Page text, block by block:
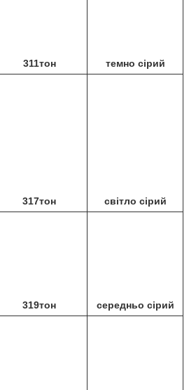
311тон темно сірий
317тон світло сірий
319тон середньо сірий